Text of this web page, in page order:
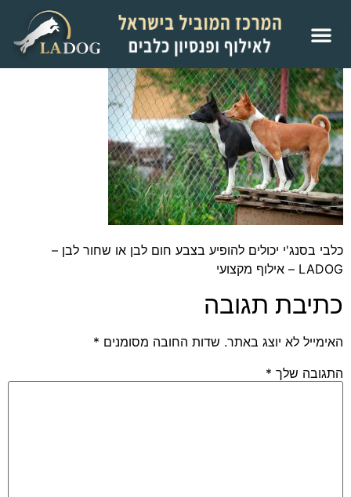
כלבי בסנג'י יכולים להופיע בצבע חום לבן או שחור לבן –
LADOG – אילוף מקצועי
כתיבת תגובה
האימייל לא יוצג באתר. שדות החובה מסומנים *
התגובה שלך *